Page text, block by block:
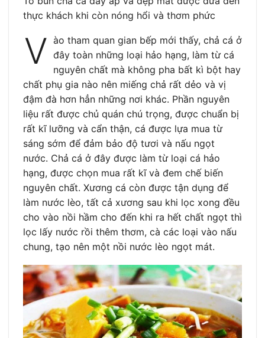
thực khách khi còn nóng hổi và thơm phức
V ào tham quan gian bếp mới thấy, chả cá ở
đây toàn những loại hảo hạng, làm từ cá
nguyên chất mà không pha bất kì bột hay
chất phụ gia nào nên miếng chả rất dẻo và vị
đậm đà hơn hẳn những nơi khác. Phần nguyên
liệu rất được chủ quán chú trọng, được chuẩn bị
rất kĩ lưỡng và cẩn thận, cá được lựa mua từ
sáng sớm để đảm bảo độ tươi và nấu ngọt
nước. Chả cá ở đây được làm từ loại cá hảo
hạng, được chọn mua rất kĩ và đem chế biến
nguyên chất. Xương cá còn được tận dụng để
làm nước lèo, tất cả xương sau khi lọc xong đều
cho vào nồi hầm cho đến khi ra hết chất ngọt thì
lọc lấy nước rồi thêm thơm, cà các loại vào nấu
chung, tạo nên một nồi nước lèo ngọt mát.